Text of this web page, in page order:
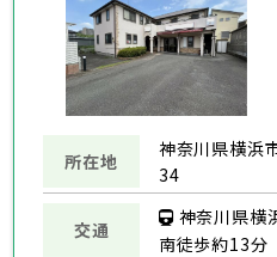
所在地
神奈川県横浜
34
交通
神奈川県横
南徒歩約13分